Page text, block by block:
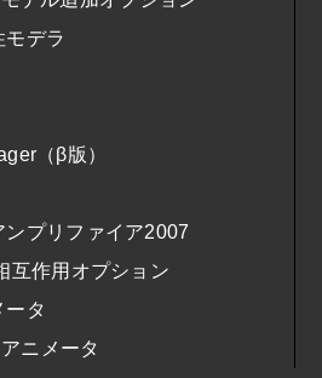
デラ
（β版）
プリファイア2007
互作用オプション
タ
ニメータ